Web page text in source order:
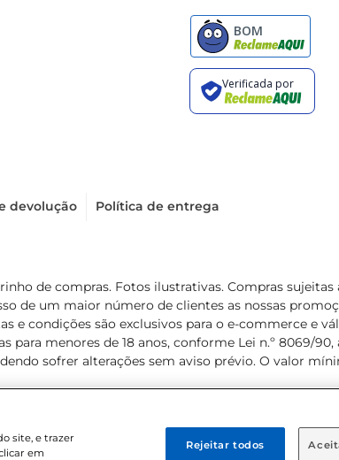
devolução Política de entrega
de compras. Fotos ilustrativas. Compras
de um maior número de clientes as nossas
condições são exclusivos para o e-commerce e
menores de 18 anos, conforme Lei n.º 8069/
sofrer alterações sem aviso prévio. O valor
site, e trazer
em
Rejeitar todos